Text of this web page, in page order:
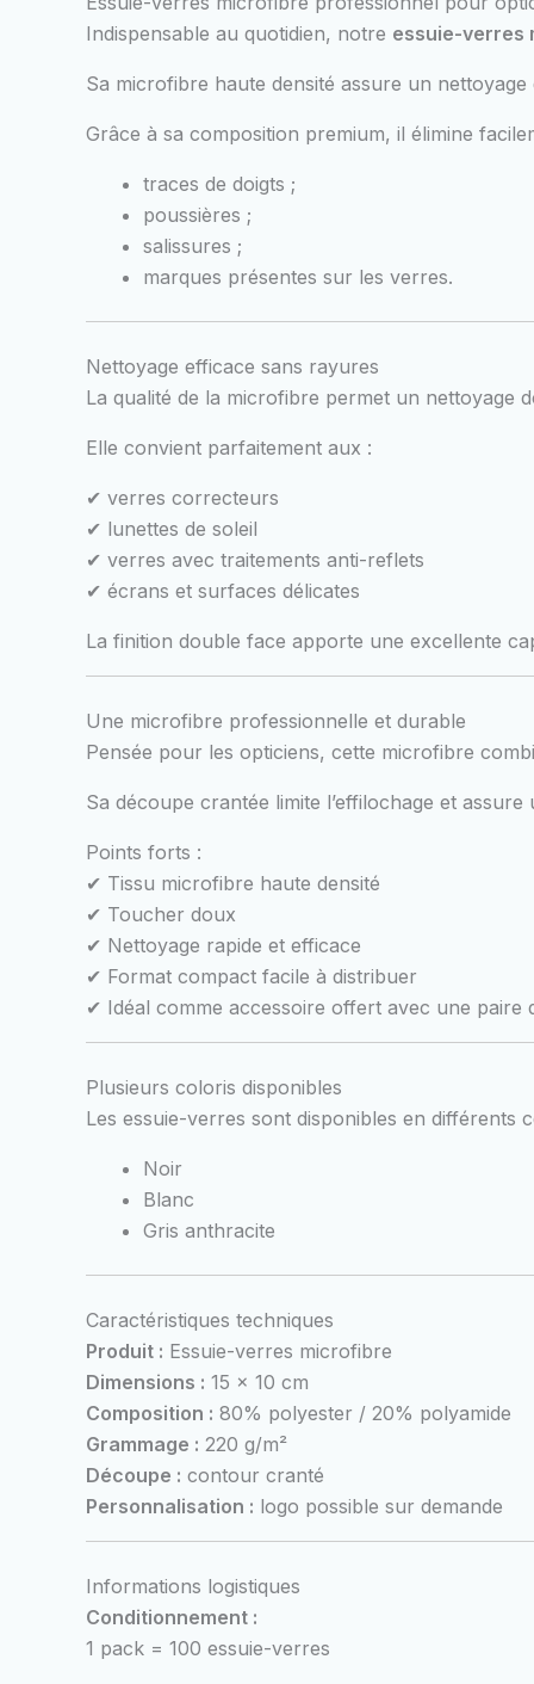
Indispensable au quotidien, notre essuie-verres
Sa microfibre haute densité assure un
Grâce à sa composition premium, il élimine
traces de doigts ;
poussières ;
salissures ;
marques présentes sur les verres.
Nettoyage efficace sans rayures
La qualité de la microfibre permet un nettoyage
Elle convient parfaitement aux :
✔ verres correcteurs
✔ lunettes de soleil
✔ verres avec traitements anti-reflets
✔ écrans et surfaces délicates
La finition double face apporte une excellente
Une microfibre professionnelle et durable
Pensée pour les opticiens, cette microfibre
Sa découpe crantée limite l’effilochage et
Points forts :
✔ Tissu microfibre haute densité
✔ Toucher doux
✔ Nettoyage rapide et efficace
✔ Format compact facile à distribuer
✔ Idéal comme accessoire offert avec une paire
Plusieurs coloris disponibles
Les essuie-verres sont disponibles en différents
Noir
Blanc
Gris anthracite
Caractéristiques techniques
Produit : Essuie-verres microfibre
Dimensions : 15 x 10 cm
Composition : 80% polyester / 20% polyamide
Grammage : 220 g/m²
Découpe : contour cranté
Personnalisation : logo possible sur demande
Informations logistiques
Conditionnement :
1 pack = 100 essuie-verres